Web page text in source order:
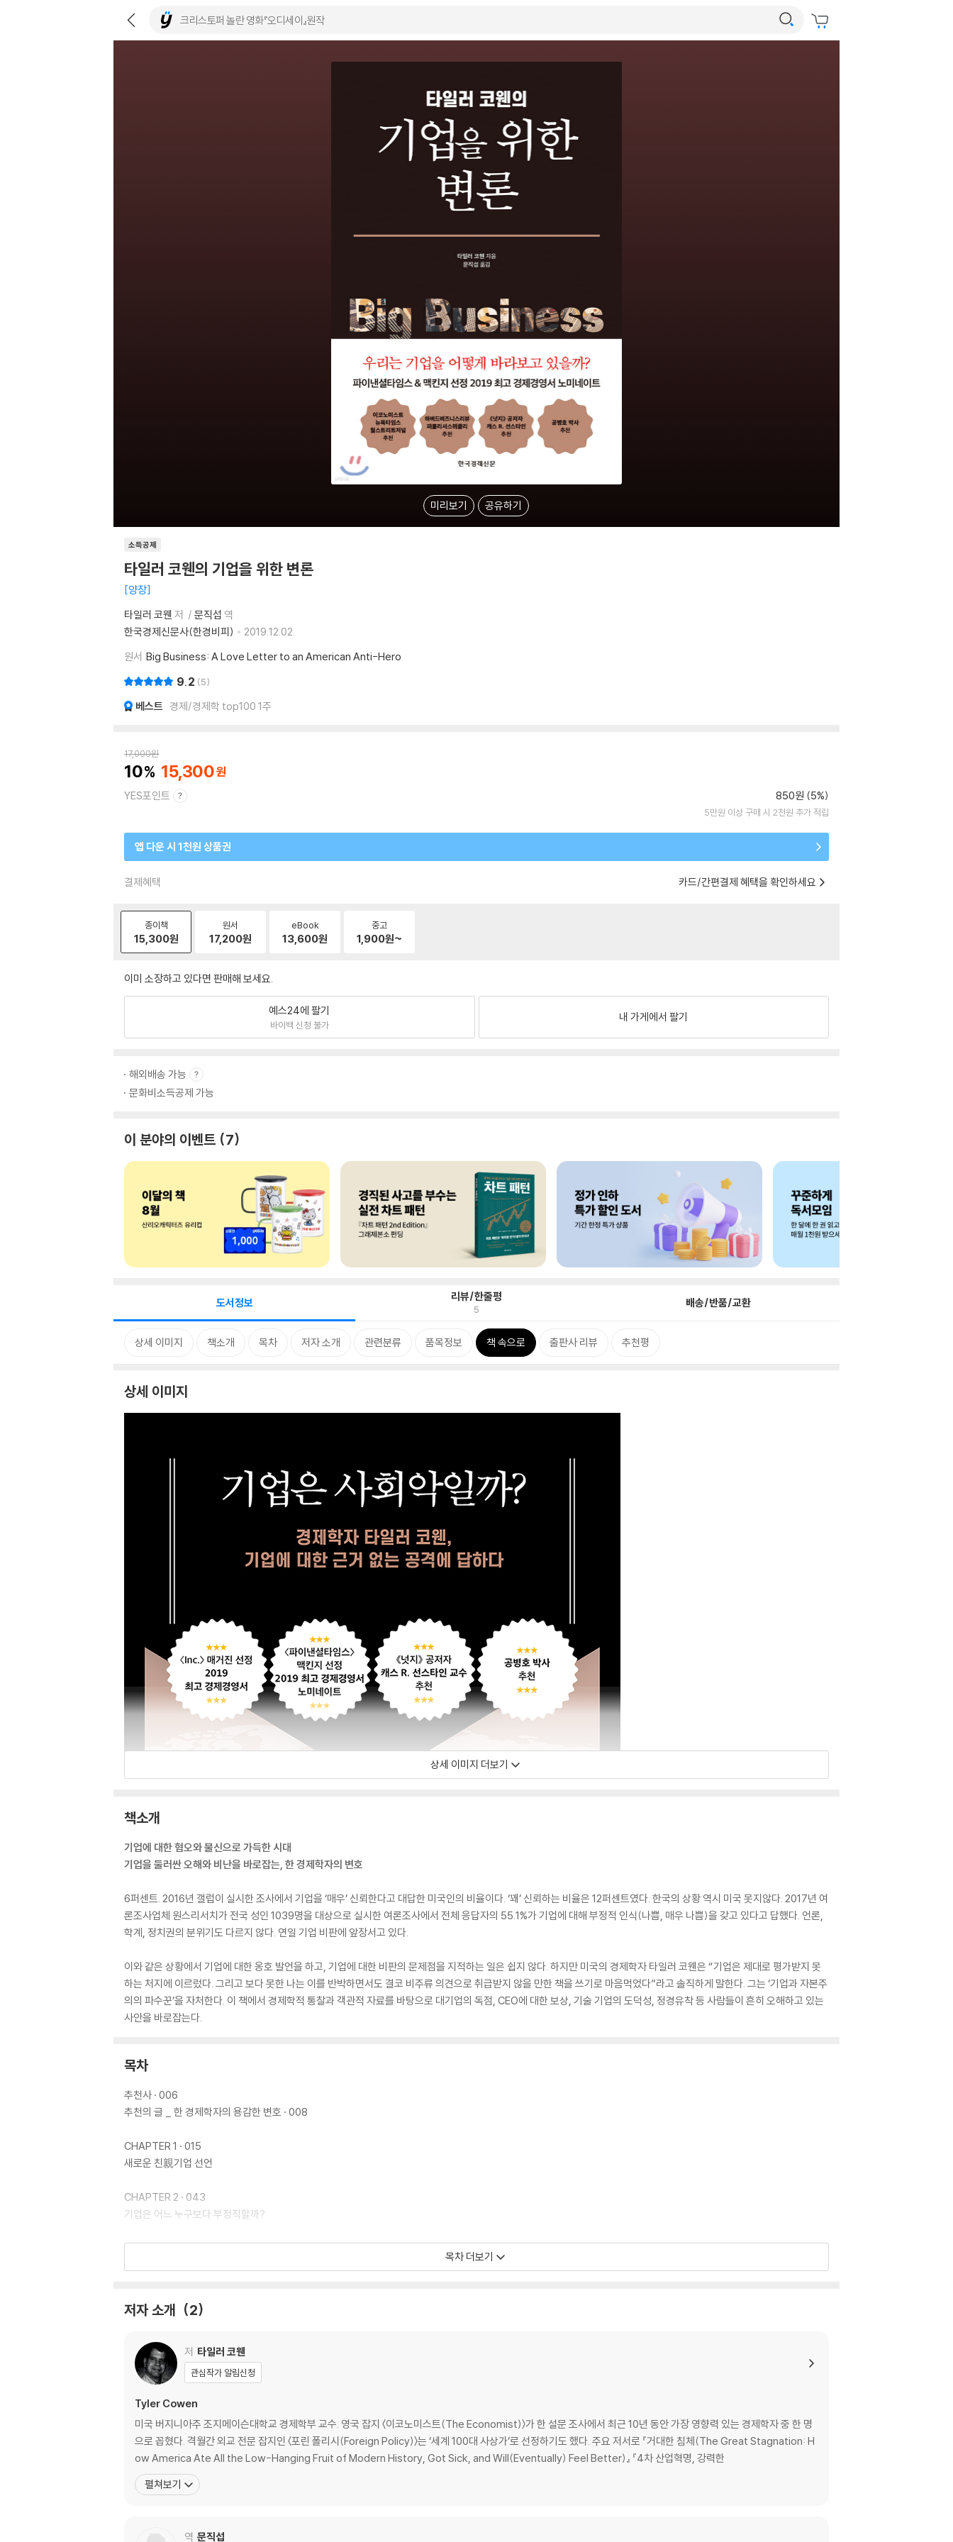
미리보기 공유하기
소득공제
타일러 코웬의 기업을 위한 변론
양장
타일러 코웬 저 문직섭 역
한국경제신문사(한경비피)
2019.12.02.
원서 Big Business: A Love Letter to an American Anti-Hero
9.2 5
베스트 경제/경제학 top100 1주
17,000원
10 15,300
YES포인트 850원 (5%)
5만원 이상 구매 시 2천원 추가 적립
앱 다운 시 1천원 상품권
결제혜택 카드/간편결제 혜택을 확인하세요
종이책
15,300원
원서
17,200원
eBook
13,600원
중고
1,900원~
이미 소장하고 있다면 판매해 보세요.
예스24에 팔기
바이백 신청 불가
내 가게에서 팔기
해외배송 가능
문화비소득공제 가능
이 분야의 이벤트 7
도서정보 리뷰/한줄평
5 배송/반품/교환
상세 이미지 책소개 목차 저자 소개 관련분류 품목정보 책 속으로 출판사 리뷰 추천평
상세 이미지
상세 이미지 더보기
책소개
기업에 대한 혐오와 불신으로 가득한 시대
기업을 둘러싼 오해와 비난을 바로잡는, 한 경제학자의 변호
6퍼센트. 2016년 갤럽이 실시한 조사에서 기업을 ‘매우’ 신뢰한다고 대답한 미국인의 비율이다. ‘꽤’ 신뢰하는 비율은 12퍼센트였다. 한국의 상황 역시 미국 못지않다. 2017년 여
론조사업체 원스리서치가 전국 성인 1039명을 대상으로 실시한 여론조사에서 전체 응답자의 55.1%가 기업에 대해 부정적 인식(나쁨, 매우 나쁨)을 갖고 있다고 답했다. 언론,
학계, 정치권의 분위기도 다르지 않다. 연일 기업 비판에 앞장서고 있다.
이와 같은 상황에서 기업에 대한 옹호 발언을 하고, 기업에 대한 비판의 문제점을 지적하는 일은 쉽지 않다. 하지만 미국의 경제학자 타일러 코웬은 “기업은 제대로 평가받지 못
하는 처지에 이르렀다. 그리고 보다 못한 나는 이를 반박하면서도 결코 비주류 의견으로 취급받지 않을 만한 책을 쓰기로 마음먹었다”라고 솔직하게 말한다. 그는 ‘기업과 자본주
의의 파수꾼’을 자처한다. 이 책에서 경제학적 통찰과 객관적 자료를 바탕으로 대기업의 독점, CEO에 대한 보상, 기술 기업의 도덕성, 정경유착 등 사람들이 흔히 오해하고 있는
사안을 바로잡는다.
목차
추천사 · 006
추천의 글 _ 한 경제학자의 용감한 변호 · 008
CHAPTER 1 · 015
새로운 친親기업 선언
CHAPTER 2 · 043
기업은 어느 누구보다 부정직할까?
CHAPTER 3 · 075
직원들은 일에서 얼마나 만족감을 얻고 있을까?
CHAPTER 5 · 139
대기업은 과연 독점적일까?
CHAPTER 6 · 163
기술 기업은 정말 악마 같은 존재일까?
CHAPTER 7 · 217
목차 더보기
저자 소개 2
저 타일러 코웬
관심작가 알림신청
Tyler Cowen
미국 버지니아주 조지메이슨대학교 경제학부 교수. 영국 잡지 〈이코노미스트(The Economist)〉가 한 설문 조사에서 최근 10년 동안 가장 영향력 있는 경제학자 중 한 명
으로 꼽혔다. 격월간 외교 전문 잡지인 〈포린 폴리시(Foreign Policy)〉는 ‘세계 100대 사상가’로 선정하기도 했다. 주요 저서로 『거대한 침체(The Great Stagnation: H
ow America Ate All the Low-Hanging Fruit of Modern History, Got Sick, and Will(Eventually) Feel Better)』 『4차 산업혁명, 강력한
펼쳐보기
역 문직섭